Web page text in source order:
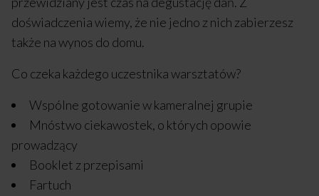
doświadczenia wiemy, że nie jedno z nich zabierzesz
także na wynos do domu.
Co czeka każdego uczestnika warsztatów?
Wspólne gotowanie w kameralnej grupie
Mnóstwo ciekawostek, o których opowie
prowadzący
Booklet z przepisami
Fartuch